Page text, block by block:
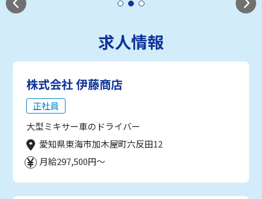
求人情報
株式会社 伊藤商店
正社員
大型ミキサー車のドライバー
愛知県東海市加木屋町六反田12
月給297,500円～